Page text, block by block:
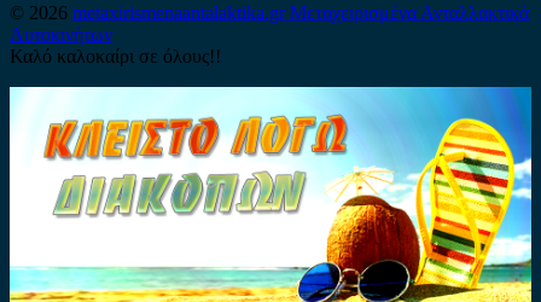
© 2026 metaxirismenaantalaktika.grΜεταχειρισμένα Ανταλλακτικά
Αυτοκινήτων
Καλό καλοκαίρι σε όλους!!